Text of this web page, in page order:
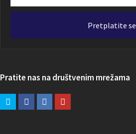
email
Pretplatite se
Pratite nas na društvenim mrežama